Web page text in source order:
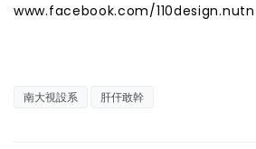
www.facebook.com/110design.nutn
南大視設系 肝仠敢幹